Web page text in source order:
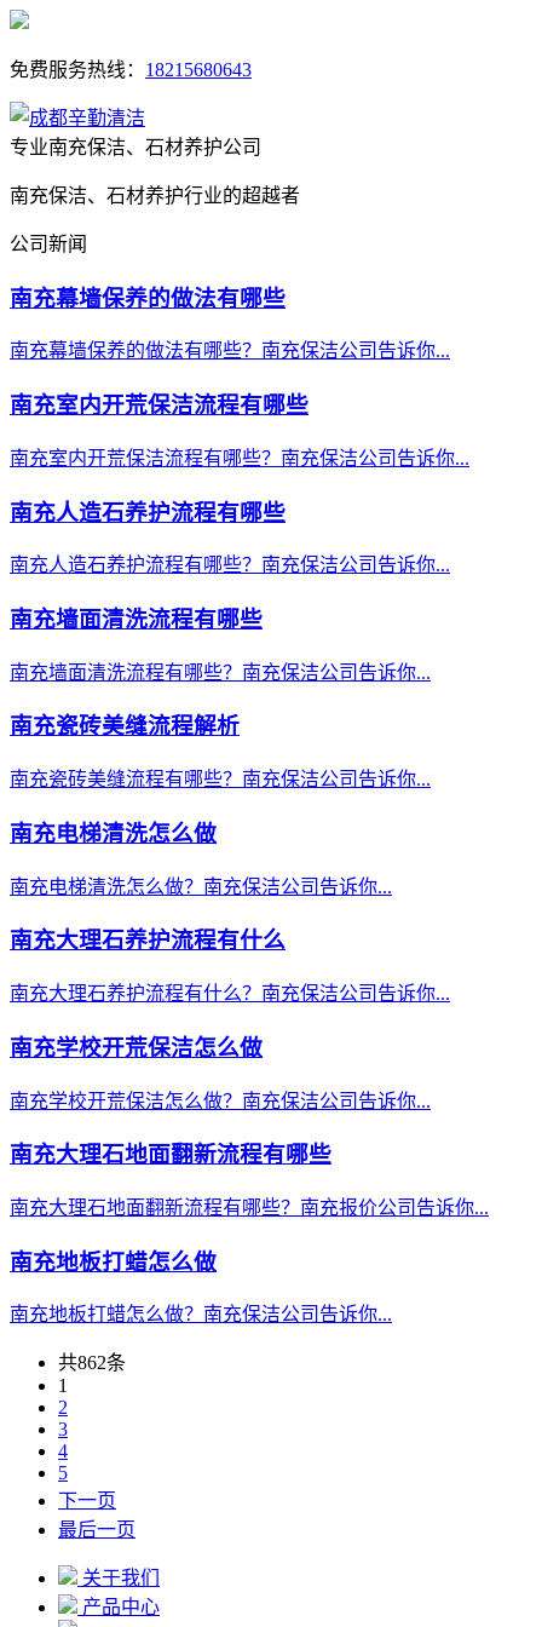
免费服务热线： 18215680643
专业南充保洁、石材养护公司
南充保洁、石材养护行业的超越者
公司新闻
南充幕墙保养的做法有哪些
南充幕墙保养的做法有哪些？南充保洁公司告诉你...
南充室内开荒保洁流程有哪些
南充室内开荒保洁流程有哪些？南充保洁公司告诉你...
南充人造石养护流程有哪些
南充人造石养护流程有哪些？南充保洁公司告诉你...
南充墙面清洗流程有哪些
南充墙面清洗流程有哪些？南充保洁公司告诉你...
南充瓷砖美缝流程解析
南充瓷砖美缝流程有哪些？南充保洁公司告诉你...
南充电梯清洗怎么做
南充电梯清洗怎么做？南充保洁公司告诉你...
南充大理石养护流程有什么
南充大理石养护流程有什么？南充保洁公司告诉你...
南充学校开荒保洁怎么做
南充学校开荒保洁怎么做？南充保洁公司告诉你...
南充大理石地面翻新流程有哪些
南充大理石地面翻新流程有哪些？南充报价公司告诉你...
南充地板打蜡怎么做
南充地板打蜡怎么做？南充保洁公司告诉你...
共862条
1
2
3
4
5
下一页
最后一页
关于我们
产品中心